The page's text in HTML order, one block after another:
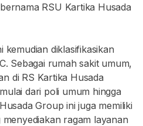
RSU Kartika Husada
kemudian diklasifikasikan
Sebagai rumah sakit umum,
di RS Kartika Husada
dari poli umum hingga
Group ini juga memiliki
ragam layanan